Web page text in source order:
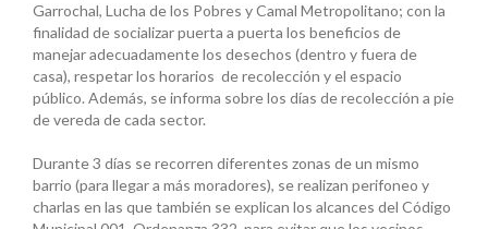
Garrochal, Lucha de los Pobres y Camal Metropolitano; con la
finalidad de socializar puerta a puerta los beneficios de
manejar adecuadamente los desechos (dentro y fuera de
casa), respetar los horarios de recolección y el espacio
público. Además, se informa sobre los días de recolección a pie
de vereda de cada sector.
Durante 3 días se recorren diferentes zonas de un mismo
barrio (para llegar a más moradores), se realizan perifoneo y
charlas en las que también se explican los alcances del Código